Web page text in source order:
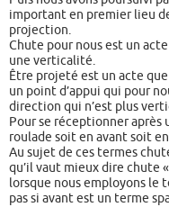
important en premier lieu
projection.
Chute pour nous est un
une verticalité.
Être projeté est un acte
un point d’appui qui pour
direction qui n’est plus
Pour se réceptionner
roulade soit en avant soit
Au sujet de ces termes
qu’il vaut mieux dire chute
lorsque nous employons le
pas si avant est un terme